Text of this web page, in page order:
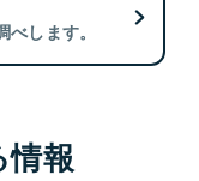
します。
情報